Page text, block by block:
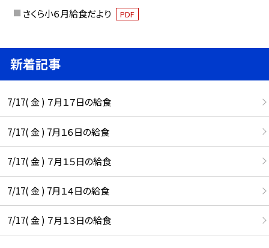
さくら小６月給食だより
PDF
新着記事
7/17( 金 ) ７月１７日の給食
7/17( 金 ) 7月１６日の給食
7/17( 金 ) ７月１５日の給食
7/17( 金 ) 7月１４日の給食
7/17( 金 ) ７月１３日の給食